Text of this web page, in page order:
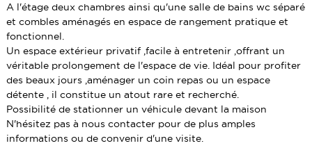
A l'étage deux chambres ainsi qu'une salle de bains wc séparé
et combles aménagés en espace de rangement pratique et
fonctionnel.
Un espace extérieur privatif ,facile à entretenir ,offrant un
véritable prolongement de l'espace de vie. Idéal pour profiter
des beaux jours ,aménager un coin repas ou un espace
détente , il constitue un atout rare et recherché.
Possibilité de stationner un véhicule devant la maison
N'hésitez pas à nous contacter pour de plus amples
informations ou de convenir d'une visite.